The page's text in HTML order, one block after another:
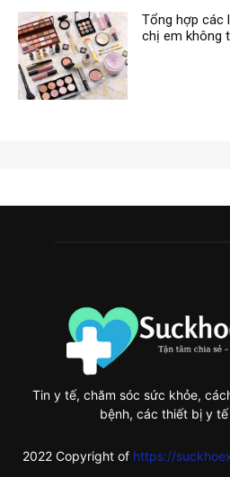
Tổng hợp các
chị em không
Tin y tế, chăm sóc sức khỏe,
bệnh, các thiết bị y
2022 Copyright of https://